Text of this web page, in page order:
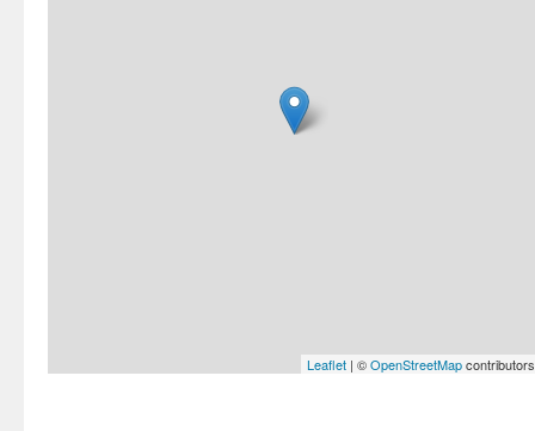
Leaflet | ©OpenStreetMapcontributors